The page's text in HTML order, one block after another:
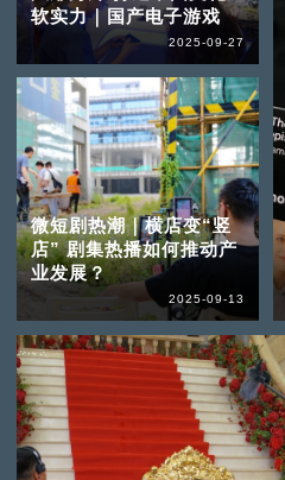
软实力｜国产电子游戏
2025-09-27
微短剧热潮｜横店变“竖
店” 剧集热播如何推动产
业发展？
2025-09-13